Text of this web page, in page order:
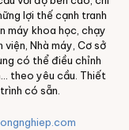
lợi thế cạnh tranh
máy khoa học, chạy
Nhà máy, Cơ sở
có thể điều chỉnh
theo yêu cầu. Thiết
có sẵn.